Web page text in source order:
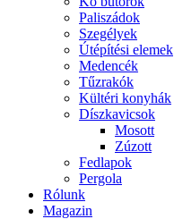
Paliszádok
Szegélyek
Útépítési elemek
Medencék
Tűzrakók
Kültéri konyhák
Díszkavicsok
Mosott
Zúzott
Fedlapok
Pergola
Rólunk
Magazin